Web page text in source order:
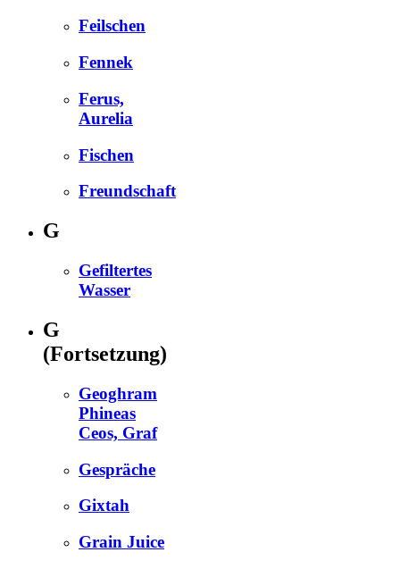
Feilschen
Fennek
Ferus,
Aurelia
Fischen
Freundschaft
G
Gefiltertes
Wasser
G
(Fortsetzung)
Geoghram
Phineas
Ceos, Graf
Gespräche
Gixtah
Grain Juice